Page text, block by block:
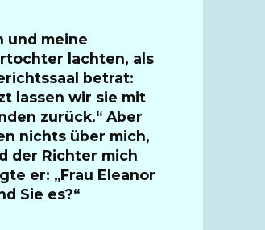
und meine
lachten, als
betrat:
lassen wir sie mit
zurück.“ Aber
nichts über mich,
der Richter mich
er: „Frau Eleanor
Sie es?“